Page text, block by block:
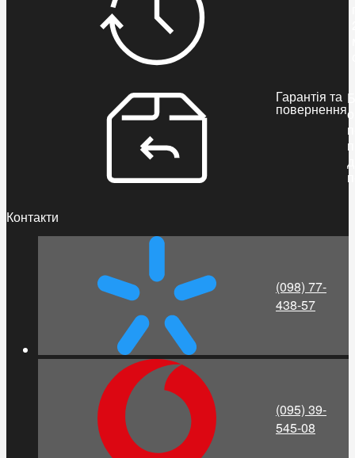
Гарантія та
повернення
Контакти
(098) 77-
438-57
(095) 39-
545-08